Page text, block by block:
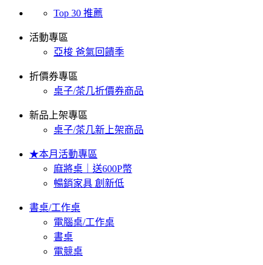
Top 30 推薦
活動專區
亞梭 爸氣回饋季
折價券專區
桌子/茶几折價券商品
新品上架專區
桌子/茶几新上架商品
★本月活動專區
麻將桌｜送600P幣
暢銷家具 創新低
書桌/工作桌
電腦桌/工作桌
書桌
電競桌